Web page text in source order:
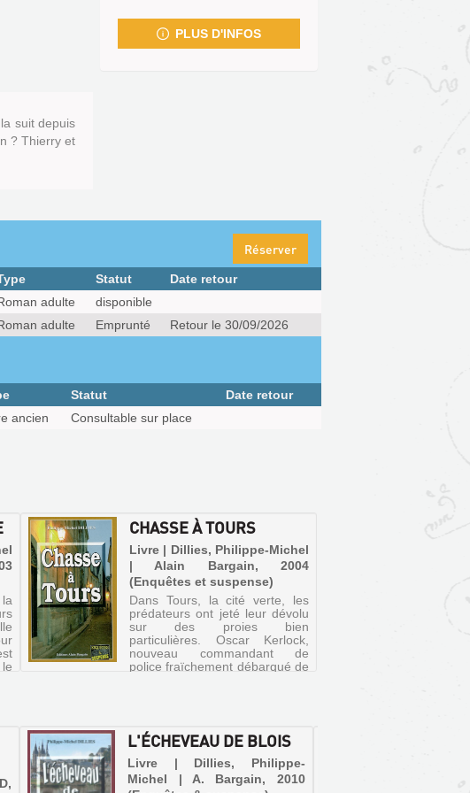
suit depuis
? Thierry et
PLUS D'INFOS
Réserver
Statut
Date retour
adulte
disponible
adulte Emprunté Retour le 30/09/2026
Statut
Date retour
ancien Consultable sur place
CHASSE À TOURS
Livre | Dillies, Philippe-Michel
| Alain Bargain, 2004
(Enquêtes et suspense)
Dans Tours, la cité verte, les
prédateurs ont jeté leur dévolu
sur des proies bien
particulières. Oscar Kerlock,
nouveau commandant de
police fraïchement débarqué de
L'ÉCHEVEAU DE BLOIS
Livre | Dillies, Philippe-
Michel | A. Bargain, 2010